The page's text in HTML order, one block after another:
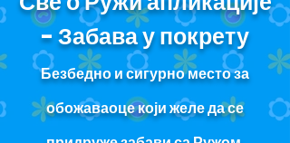
- Забава у покрету
Безбедно и сигурно место за
обожаваоце који желе да се